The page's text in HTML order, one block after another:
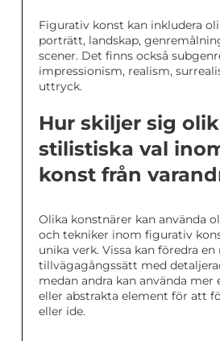
Figurativ konst kan inkludera
porträtt, landskap,
scener. Det finns också
impressionism, realism,
uttryck.
Hur skiljer sig
stilistiska val
konst från
Olika konstnärer kan använda
och tekniker inom figurativ
unika verk. Vissa kan föredra
tillvägagångssätt med
medan andra kan använda mer
eller abstrakta element för att
eller ide.